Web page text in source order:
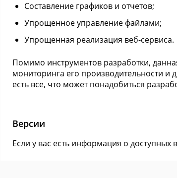
Составление графиков и отчетов;
Упрощенное управление файлами;
Упрощенная реализация веб-сервиса.
Помимо инструментов разработки,
мониторинга его производительности и
есть все, что может понадобиться
Версии
Если у вас есть информация о